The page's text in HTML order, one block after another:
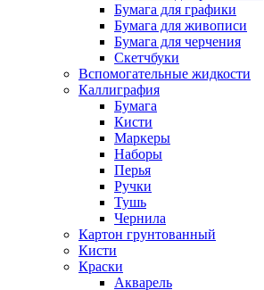
Бумага для графики
Бумага для живописи
Бумага для черчения
Скетчбуки
Вспомогательные жидкости
Каллиграфия
Бумага
Кисти
Маркеры
Наборы
Перья
Ручки
Тушь
Чернила
Картон грунтованный
Кисти
Краски
Акварель